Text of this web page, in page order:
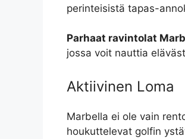
perinteisistä tapas-
Parhaat ravintolat
jossa voit nauttia
Aktiivinen Loma
Marbella ei ole vain
houkuttelevat golfin